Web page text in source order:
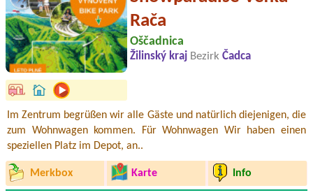
Rača
Oščadnica
Žilinský kraj Bezirk Čadca
Im Zentrum begrüßen wir alle Gäste und natürlich diejenigen, die
zum Wohnwagen kommen. Für Wohnwagen Wir haben einen
speziellen Platz im Depot, an..
Merkbox Karte Info